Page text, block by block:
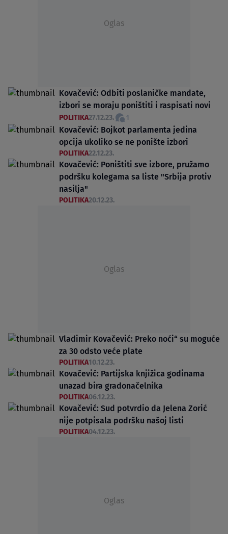
Oglas
Kovačević: Odbiti poslaničke mandate,
izbori se moraju poništiti i raspisati novi
POLITIKA27.12.23. 1
Kovačević: Bojkot parlamenta jedina
opcija ukoliko se ne ponište izbori
POLITIKA22.12.23.
Kovačević: Poništiti sve izbore, pružamo
podršku kolegama sa liste "Srbija protiv
nasilja"
POLITIKA20.12.23.
Oglas
Vladimir Kovačević: Preko noći“ su moguće
za 30 odsto veće plate
POLITIKA10.12.23.
Kovačević: Partijska knjižica godinama
unazad bira gradonačelnika
POLITIKA06.12.23.
Kovačević: Sud potvrdio da Jelena Zorić
nije potpisala podršku našoj listi
POLITIKA04.12.23.
Oglas